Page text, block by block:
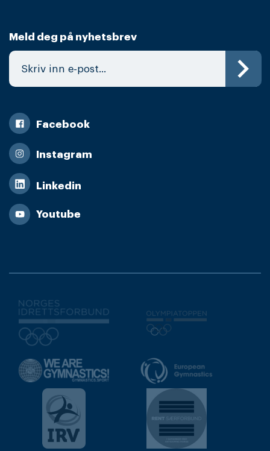
Meld deg på nyhetsbrev
Facebook
Instagram
Linkedin
Youtube